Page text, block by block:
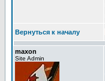
Вернуться к началу
maxon
Site Admin